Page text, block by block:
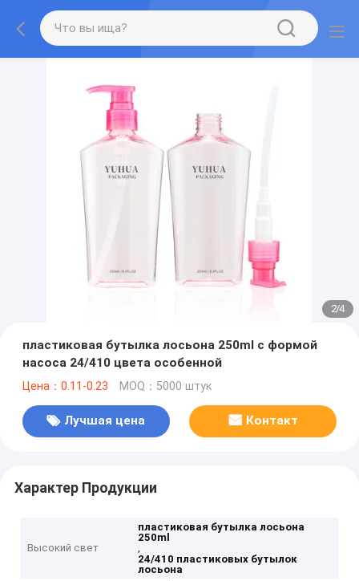
2/4
пластиковая бутылка лосьона 250ml с формой
насоса 24/410 цвета особенной
Цена：0.11-0.23 MOQ：5000 штук
Лучшая цена Контакт
Характер Продукции
Высокий свет
пластиковая бутылка лосьона
250ml
,
24/410 пластиковых бутылок
лосьона